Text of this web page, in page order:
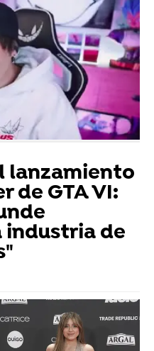
lanzamiento
de GTA VI:
industria de